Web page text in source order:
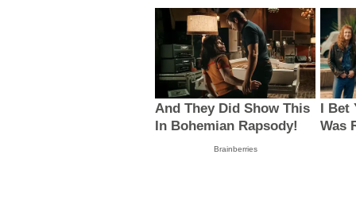
algunos se
MIS TEMAS PREFERIDOS
CONTENIDO PROMOCIONADO